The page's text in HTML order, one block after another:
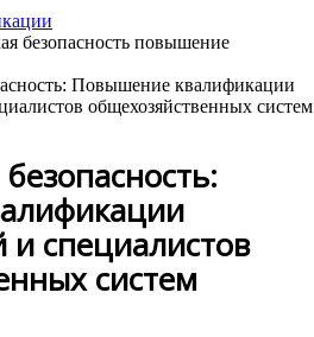
Повышение квалификации
общехозяйственных систем
и специалистов
систем